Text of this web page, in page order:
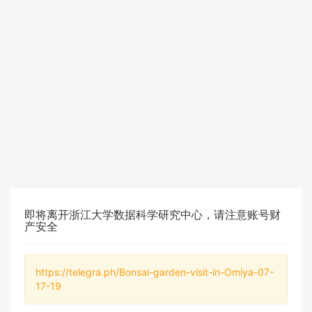
即将离开浙江大学数据科学研究中心，请注意账号财
产安全
https://telegra.ph/Bonsai-garden-visit-in-Omiya-07-
17-19